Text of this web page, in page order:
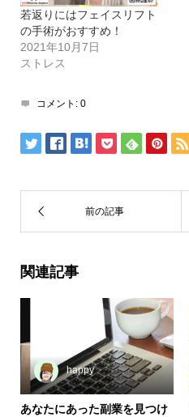
若返りにはフェイスリフト
の手術がおすすめ！
2021年10月7日
ストレス
コメント: 0
関連記事
happy
あなたにあった副業を見つけ